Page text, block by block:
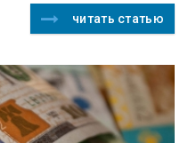
читать статью